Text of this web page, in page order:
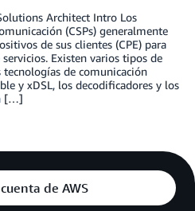
Architect Intro Los
(CSPs) generalmente
de sus clientes (CPE) para
Existen varios tipos de
de comunicación
y xDSL, los decodificadores y los
[…]
de AWS